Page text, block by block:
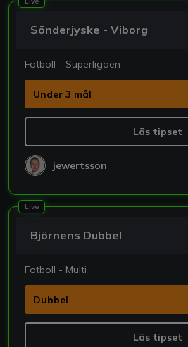
Sönderjyske - Viborg
Fotboll - Superligaen
Under 3 mål
Läs tipset
jewertsson
Live
Björnens Dubbel
Fotboll - Multi
Dubbel
Läs tipset